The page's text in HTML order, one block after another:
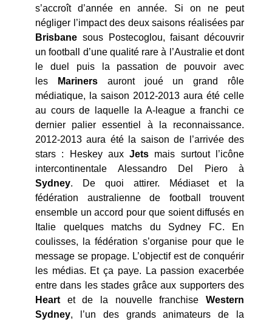
s’accroît d’année en année. Si on ne peut
négliger l’impact des deux saisons réalisées par
Brisbane sous Postecoglou, faisant découvrir
un football d’une qualité rare à l’Australie et dont
le duel puis la passation de pouvoir avec
les
Marinersauront joué un grand rôle
médiatique, la saison 2012-2013 aura été celle
au cours de laquelle la A-league a franchi ce
dernier palier essentiel à la reconnaissance.
2012-2013 aura été la saison de l’arrivée des
stars : Heskey auxJets mais surtout l’icône
intercontinentale Alessandro Del Piero à
Sydney. De quoi attirer. Médiaset et la
fédération australienne de football trouvent
ensemble un accord pour que soient diffusés en
Italie quelques matchs du Sydney FC. En
coulisses, la fédération s’organise pour que le
message se propage. L’objectif est de conquérir
les médias. Et ça paye. La passion exacerbée
entre dans les stades grâce aux supporters des
Heart et de la nouvelle franchise Western
Sydney, l’un des grands animateurs de la